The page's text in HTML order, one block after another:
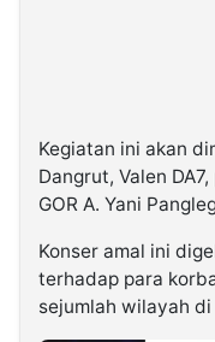
Kegiatan ini akan
Dangrut, Valen
GOR A. Yani
Konser amal ini
terhadap para
sejumlah wilayah